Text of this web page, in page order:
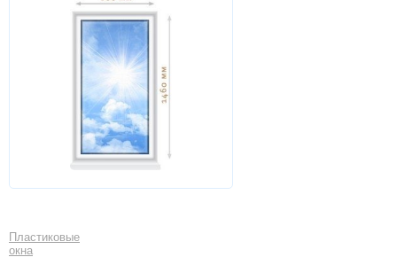
Пластиковые
окна